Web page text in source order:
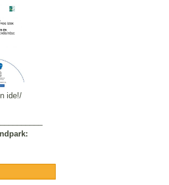
ide!/